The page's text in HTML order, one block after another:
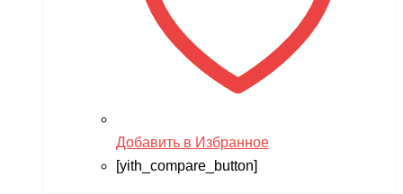
Добавить в Избранное
[yith_compare_button]